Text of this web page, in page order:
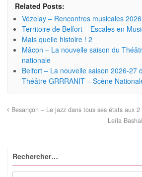
Related Posts:
Vézelay – Rencontres musicales 2026
Territoire de Belfort – Escales en
Mais quelle histoire ! 2
Mâcon – La nouvelle saison du
nationale
Belfort – La nouvelle saison 2026-27
Théâtre GRRRANIT – Scène
Besançon – Le jazz dans tous ses états aux 2
Leïla
Rechercher…